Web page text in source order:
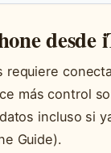
desde
requiere
más control
incluso si
Guide).